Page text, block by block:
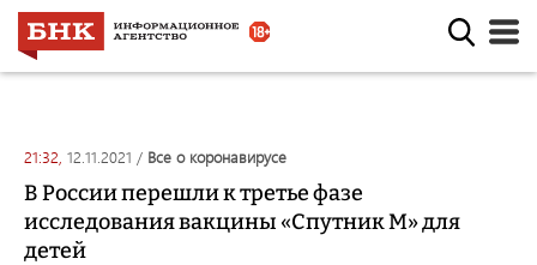
21:32, 12.11.2021 / все о коронавирусе
В России перешли к третье фазе
исследования вакцины «Спутник М» для
детей